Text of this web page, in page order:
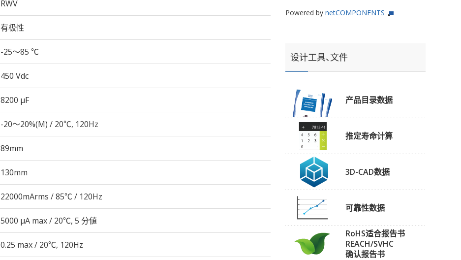
RWV
有极性
-25～85 ℃
450 Vdc
8200 µF
-20～20%(M) / 20℃, 120Hz
89mm
130mm
22000mArms / 85℃ / 120Hz
5000 μA max / 20℃, 5 分値
0.25 max / 20℃, 120Hz
Powered by netCOMPONENTS
设计工具、文件
产品目录数据
推定寿命计算
3D-CAD数据
可靠性数据
RoHS适合报告书
REACH/SVHC
确认报告书